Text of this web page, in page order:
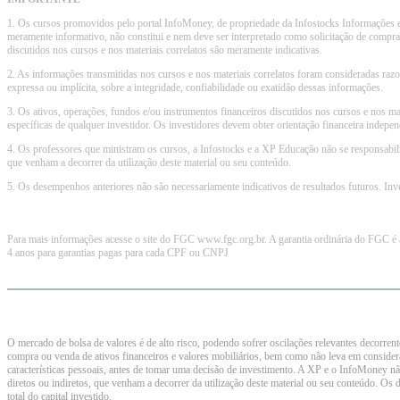
1. Os cursos promovidos pelo portal InfoMoney, de propriedade da Infostocks Informações
meramente informativo, não constitui e nem deve ser interpretado como solicitação de
discutidos nos cursos e nos materiais correlatos são meramente indicativas.
2. As informações transmitidas nos cursos e nos materiais correlatos foram consideradas
expressa ou implícita, sobre a integridade, confiabilidade ou exatidão dessas informações.
3. Os ativos, operações, fundos e/ou instrumentos financeiros discutidos nos cursos e nos
específicas de qualquer investidor. Os investidores devem obter orientação financeira
4. Os professores que ministram os cursos, a Infostocks e a XP Educação não se
que venham a decorrer da utilização deste material ou seu conteúdo.
5. Os desempenhos anteriores não são necessariamente indicativos de resultados futuros.
Para mais informações acesse o site do FGC www.fgc.org.br. A garantia ordinária do
4 anos para garantias pagas para cada CPF ou CNPJ
O mercado de bolsa de valores é de alto risco, podendo sofrer oscilações relevantes
compra ou venda de ativos financeiros e valores mobiliários, bem como não leva em
características pessoais, antes de tomar uma decisão de investimento. A XP e o InfoMoney
diretos ou indiretos, que venham a decorrer da utilização deste material ou seu conteúdo.
total do capital investido.